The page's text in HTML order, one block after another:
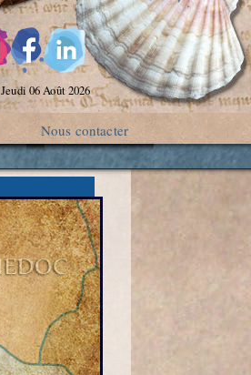
Nous contacter
Jeudi 06 Août 2026